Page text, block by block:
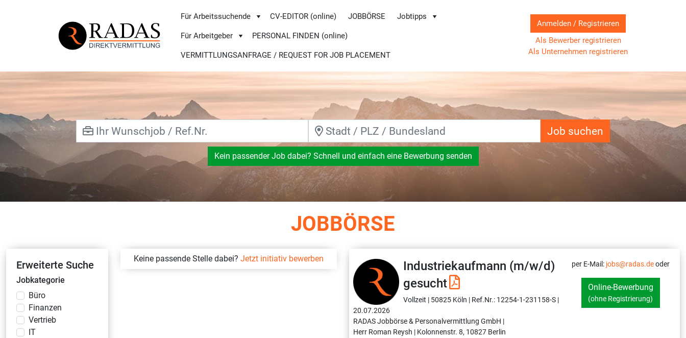
Für Arbeitssuchende CV-EDITOR (online) JOBBÖRSE Jobtipps
Für Arbeitgeber PERSONAL FINDEN (online)
VERMITTLUNGSANFRAGE / REQUEST FOR JOB PLACEMENT
Anmelden / Registrieren
Als Bewerber registrieren
Als Unternehmen registrieren
Job suchen
Kein passender Job dabei? Schnell und einfach eine Bewerbung senden
JOBBÖRSE
Erweiterte Suche
Jobkategorie
Büro
Finanzen
Vertrieb
IT
Keine passende Stelle dabei? Jetzt initiativ bewerben
Industriekaufmann (m/w/d)
gesucht
Vollzeit | 50825 Köln | Ref.Nr.: 12254-1-231158-S |
20.07.2026
RADAS Jobbörse & Personalvermittlung GmbH |
Herr Roman Reysh | Kolonnenstr. 8, 10827 Berlin
per E-Mail: jobs@radas.deoder
Online-Bewerbung
(ohne Registrierung)